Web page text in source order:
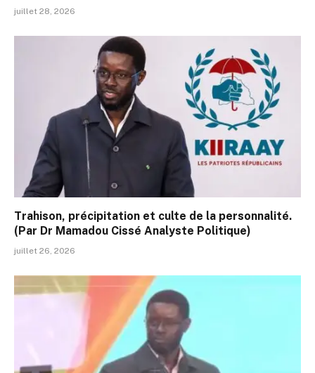
juillet 28, 2026
Trahison, précipitation et culte de la personnalité.
(Par Dr Mamadou Cissé Analyste Politique)
juillet 26, 2026